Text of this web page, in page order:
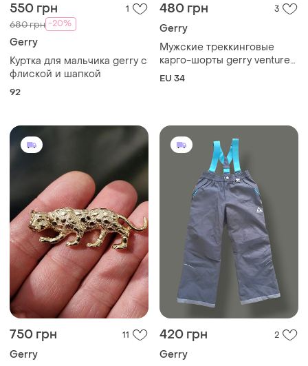
550 грн 1
680 грн -20%
Gerry
Куртка для мальчика gerry с
флиской и шапкой
92
480 грн 3
Gerry
Мужские треккинговые
карго-шорты gerry venture
(размер 34 )
EU 34
750 грн 11
Gerry
420 грн 2
Gerry